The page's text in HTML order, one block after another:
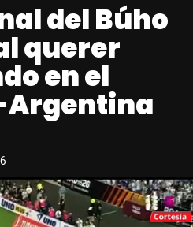
del Búho
querer
en el